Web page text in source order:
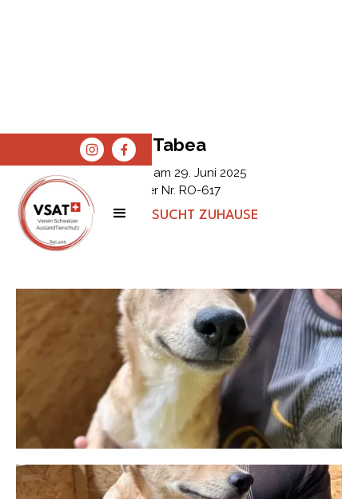
SPENDEN
SHOP
Tabea
Erfasst am 29. Juni 2025
Tier Nr. RO-617
STATUS: SUCHT ZUHAUSE